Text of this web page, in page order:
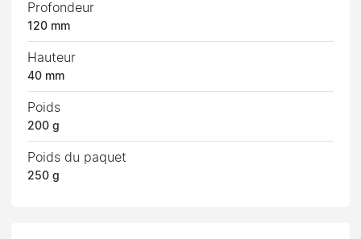
Profondeur
120 mm
Hauteur
40 mm
Poids
200 g
Poids du paquet
250 g